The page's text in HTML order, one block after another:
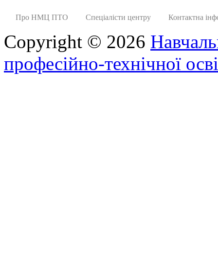
Про НМЦ ПТО Спеціалісти центру Контактна
Copyright © 2026
професійно-технічної